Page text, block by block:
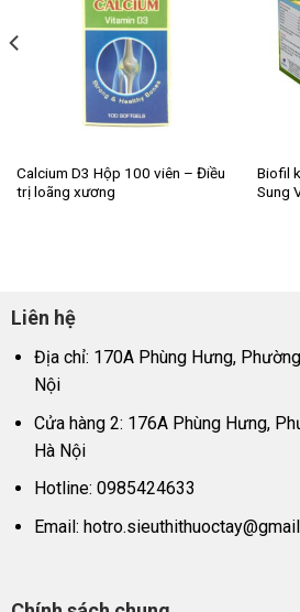
Calcium D3 Hộp 100 viên – Điều
trị loãng xương
Biofil
Sung
Liên hệ
Địa chỉ: 170A Phùng Hưng,
Nội
Cửa hàng 2: 176A Phùng Hưng,
Hà Nội
Hotline: 0985424633
Email: